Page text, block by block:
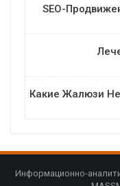
SEO-
Какие Жалюзи
Информационно-